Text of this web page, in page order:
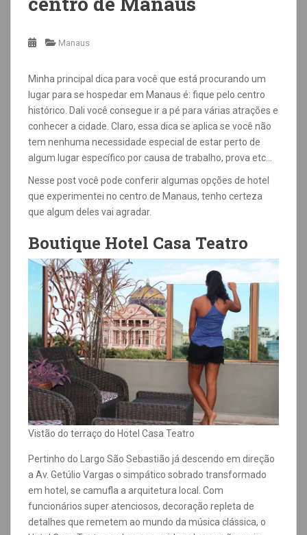
Manaus
Minha principal dica para você que está procurando um
lugar para se hospedar em Manaus é: fique pelo centro
histórico. Dali você consegue ir a pé para várias atrações e
conhecer a cidade. Claro, essa dica se aplica se você não
tem nenhuma necessidade especial de estar perto de
algum lugar específico por causa de trabalho, prova etc…
Nesse post você pode conferir algumas opções de hotel
que experimentei no centro de Manaus, tenho certeza
que algum deles vai agradar.
Boutique Hotel Casa Teatro
Vistão do terraço do Hotel Casa Teatro
Pertinho do Largo São Sebastião já descendo em direção
a Av. Getúlio Vargas o simpático sobrado transformado
em hotel, se camufla a arquitetura local. Com
funcionários super atenciosos, decoração repleta de
detalhes que remetem ao mundo da música clássica, o